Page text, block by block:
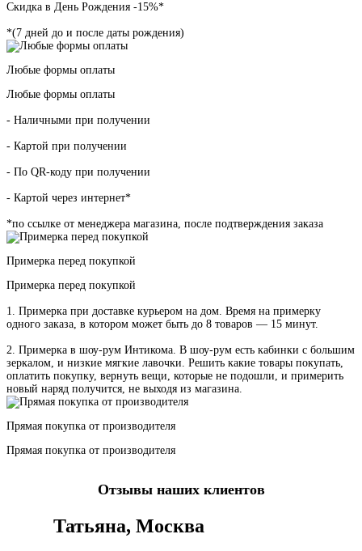
Скидка в День Рождения -15%*
*(7 дней до и после даты рождения)
Любые формы оплаты
Любые формы оплаты
- Наличными при получении
- Картой при получении
- По QR-коду при получении
- Картой через интернет*
*по ссылке от менеджера магазина, после подтверждения заказа
Примерка перед покупкой
Примерка перед покупкой
1. Примерка при доставке курьером на дом. Время на примерку
одного заказа, в котором может быть до 8 товаров — 15 минут.
2. Примерка в шоу-рум Интикома. В шоу-рум есть кабинки с большим
зеркалом, и низкие мягкие лавочки. Решить какие товары покупать,
оплатить покупку, вернуть вещи, которые не подошли, и примерить
новый наряд получится, не выходя из магазина.
Прямая покупка от производителя
Прямая покупка от производителя
Отзывы наших клиентов
Татьяна, Москва